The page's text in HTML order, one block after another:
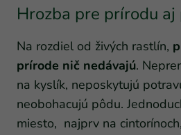
Hrozba pre prírodu aj
Na rozdiel od živých rastlín,
prírode nič nedávajú.
na kyslík, neposkytujú
neobohacujú pôdu.
miesto, najprv na